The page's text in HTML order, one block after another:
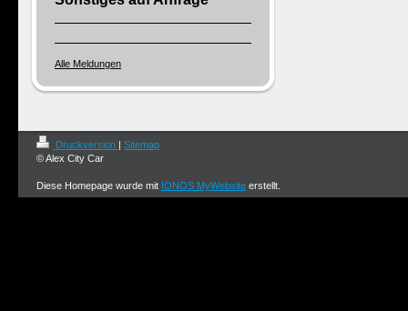
Alle Meldungen
Druckversion | Sitemap
© Alex City Car
Diese Homepage wurde mit IONOS MyWebsite erstellt.